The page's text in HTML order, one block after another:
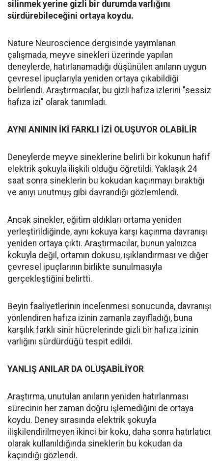
silinmek yerine gizli bir durumda varlığını
sürdürebileceğini ortaya koydu.
Nature Neuroscience dergisinde yayımlanan
çalışmada, meyve sinekleri üzerinde yapılan
deneylerde, hatırlanamadığı düşünülen anıların uygun
çevresel ipuçlarıyla yeniden ortaya çıkabildiği
belirlendi. Araştırmacılar, bu gizli hafıza izlerini "sessiz
hafıza izi" olarak tanımladı.
AYNI ANININ İKİ FARKLI İZİ OLUŞUYOR OLABİLİR
Deneylerde meyve sineklerine belirli bir kokunun hafif
elektrik şokuyla ilişkili olduğu öğretildi. Yaklaşık 24
saat sonra sineklerin bu kokudan kaçınmayı bıraktığı
ve anıyı unutmuş gibi davrandığı gözlemlendi.
Ancak sinekler, eğitim aldıkları ortama yeniden
yerleştirildiğinde, aynı kokuya karşı kaçınma davranışı
yeniden ortaya çıktı. Araştırmacılar, bunun yalnızca
kokuyla değil, ortamın dokusu, ışıklandırması ve diğer
çevresel ipuçlarının birlikte sunulmasıyla
gerçekleştiğini belirtti.
Beyin faaliyetlerinin incelenmesi sonucunda, davranışı
yönlendiren hafıza izinin zamanla zayıfladığı, buna
karşılık farklı sinir hücrelerinde gizli bir hafıza izinin
varlığını sürdürdüğü tespit edildi.
YANLIŞ ANILAR DA OLUŞABİLİYOR
Araştırma, unutulan anıların yeniden hatırlanması
sürecinin her zaman doğru işlemediğini de ortaya
koydu. Deney sırasında elektrik şokuyla
ilişkilendirilmeyen ikinci bir koku, daha sonra hatırlatıcı
olarak kullanıldığında sineklerin bu kokudan da
kaçındığı gözlendi.